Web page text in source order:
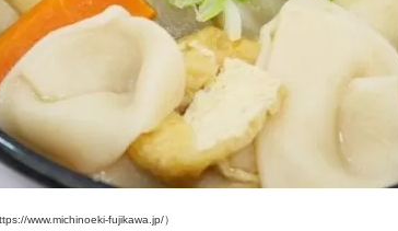
www.michinoeki-fujikawa.jp/）